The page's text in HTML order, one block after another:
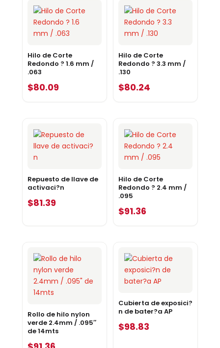
Hilo de Corte
Redondo ? 1.6 mm /
.063
$80.09
Hilo de Corte
Redondo ? 3.3 mm /
.130
$80.24
Repuesto de llave de
activaci?n
$81.39
Hilo de Corte
Redondo ? 2.4 mm /
.095
$91.36
Rollo de hilo nylon
verde 2.4mm / .095″
de 14mts
Cubierta de exposici?
n de bater?a AP
$98.83